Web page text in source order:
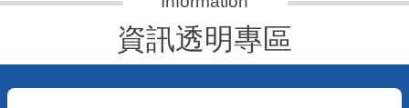
資訊透明專區